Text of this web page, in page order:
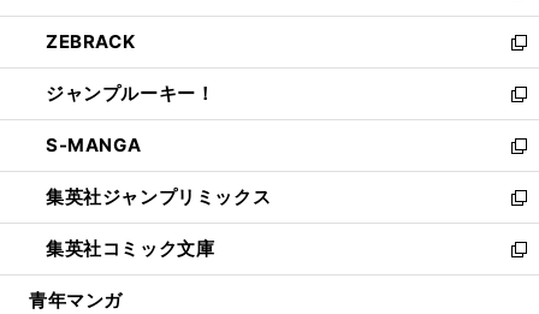
開
く
ウ
で
開
く
ン
ド
ウ
で
開
く
ウ
ィ
ン
ド
ウ
で
開
く
し
い
ウ
ィ
ン
ド
ウ
で
開
く
ZEBRACK
新
し
い
ウ
ィ
ン
ド
ウ
で
開
ジャンプルーキー！
新
し
い
ウ
ィ
ン
ド
ウ
S-MANGA
新
し
い
ウ
ィ
ン
集英社ジャンプリミックス
新
し
い
ウ
集英社コミック文庫
新
し
青年マンガ